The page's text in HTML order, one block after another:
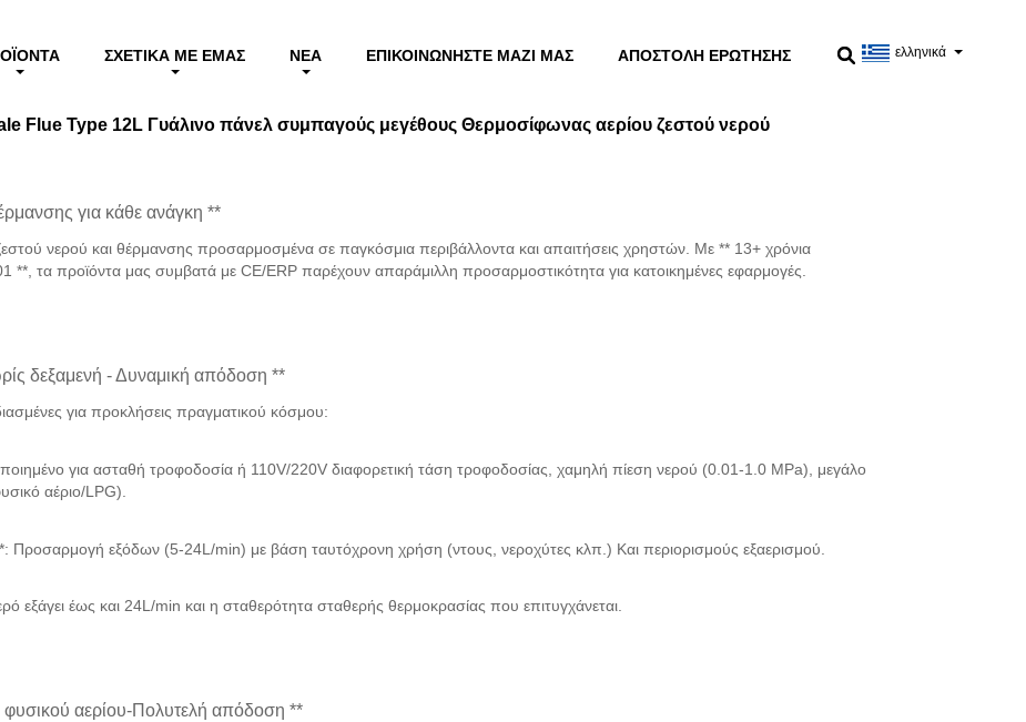
ελληνικά
ΣΧΕΤΙΚΆ ΜΕ ΕΜΆΣ ΝΈΑ ΕΠΙΚΟΙΝΩΝΉΣΤΕ ΜΑΖΊ ΜΑΣ ΑΠΟΣΤΟΛΉ ΕΡΏΤΗΣΗΣ
Flue Type 12L Γυάλινο πάνελ συμπαγούς μεγέθους Θερμοσίφωνας αερίου ζεστού νερού
Flue Type 12L Γυάλινο πάνελ συμπαγούς μεγέθους Θερμοσίφωνας αερίου ζεστού νερού
για κάθε ανάγκη **
νερού και θέρμανσης προσαρμοσμένα σε παγκόσμια περιβάλλοντα και απαιτήσεις χρηστών. Με ** 13+ χρόνια
**, τα προϊόντα μας συμβατά με CE/ERP παρέχουν απαράμιλλη προσαρμοστικότητα για κατοικημένες εφαρμογές.
δεξαμενή - Δυναμική απόδοση **
για προκλήσεις πραγματικού κόσμου:
για ασταθή τροφοδοσία ή 110V/220V διαφορετική τάση τροφοδοσίας, χαμηλή πίεση νερού (0.01-1.0 MPa), μεγάλο
αέριο/LPG).
Προσαρμογή εξόδων (5-24L/min) με βάση ταυτόχρονη χρήση (ντους, νεροχύτες κλπ.) Και περιορισμούς εξαερισμού.
εξάγει έως και 24L/min και η σταθερότητα σταθερής θερμοκρασίας που επιτυγχάνεται.
αερίου-Πολυτελή απόδοση **